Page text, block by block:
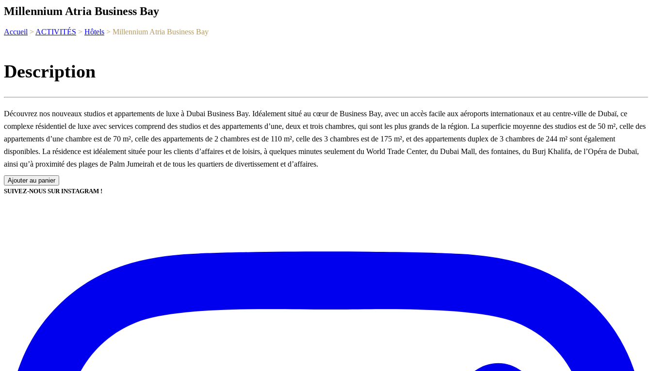
Millennium Atria Business Bay
Accueil > ACTIVITÉS > Hôtels > Millennium Atria Business Bay
Description
Découvrez nos nouveaux studios et appartements de luxe à Dubai Business Bay. Idéalement situé au cœur de Business Bay, avec un accès facile aux aéroports internationaux et au centre-ville de Dubaï, ce
complexe résidentiel de luxe avec services comprend des studios et des appartements d’une, deux et trois chambres, qui sont les plus grands de la région. La superficie moyenne des studios est de 50 m², celle des
appartements d’une chambre est de 70 m², celle des appartements de 2 chambres est de 110 m², celle des 3 chambres est de 175 m², et des appartements duplex de 3 chambres de 244 m² sont également
disponibles. La résidence est idéalement située pour les clients d’affaires et de loisirs, à quelques minutes seulement du World Trade Center, du Dubai Mall, des fontaines, du Burj Khalifa, de l’Opéra de Dubaï,
ainsi qu’à proximité des plages de Palm Jumeirah et de tous les quartiers de divertissement et d’affaires.
Ajouter au panier
SUIVEZ-NOUS SUR INSTAGRAM !